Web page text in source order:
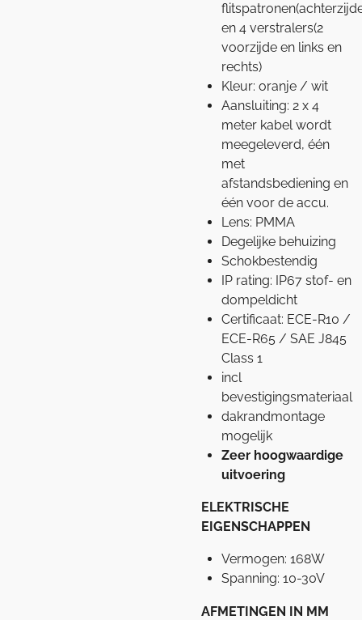
en 4 verstralers(2
voorzijde en links en
rechts)
Kleur: oranje / wit
Aansluiting: 2 x 4
meter kabel wordt
meegeleverd, één
met
afstandsbediening en
één voor de accu.
Lens: PMMA
Degelijke behuizing
Schokbestendig
IP rating: IP67 stof- en
dompeldicht
Certificaat: ECE-R10 /
ECE-R65 / SAE J845
Class 1
incl
bevestigingsmateriaal
dakrandmontage
mogelijk
Zeer hoogwaardige
uitvoering
ELEKTRISCHE
EIGENSCHAPPEN
Vermogen: 168W
Spanning: 10-30V
AFMETINGEN IN MM